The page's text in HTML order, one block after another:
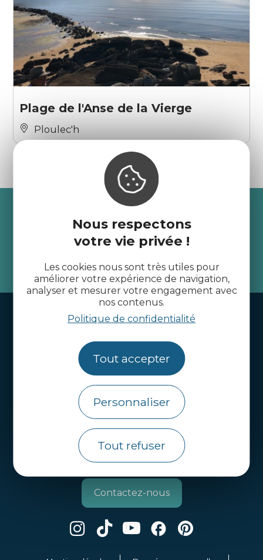
Nous respectons
votre vie privée !
Les cookies nous sont très utiles pour
améliorer votre expérience de navigation,
analyser et mesurer votre engagement avec
nos contenus.
Politique de confidentialité
Tout accepter
Personnaliser
Tout refuser
Plage de l'Anse de la Vierge
Ploulec'h
Recevez l’actualité des
Côtes d’Armor
je m'abonne
Brochures
Côtes d’Armor Destination
Agence de Développement Touristique et
d’Attractivité des Côtes d’Armor.
Qui sommes nous ?
Contactez-nous